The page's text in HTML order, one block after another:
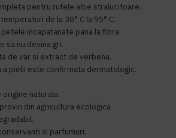
pentru rufele albe stralucitoare.
de la 30° C la 95° C.
incapatanate pana la fibra.
sa nu devina gri.
de var si extract de verbena.
pielii este confirmata dermatologic.
naturala.
din agricultura ecologica
si parfumuri.